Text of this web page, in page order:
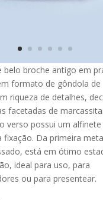
belo broche antigo em
formato de gôndola de
riqueza de detalhes,
facetadas de
verso possui um
fixação. Da primeira
está em ótimo
ideal para uso, para
ou para presentear.